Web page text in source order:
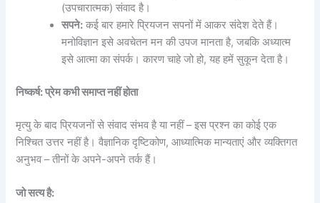
(उपचारात्मक) संवाद है।
सपने: कई बार हमारे प्रियजन सपनों में आकर संदेश देते हैं।
मनोविज्ञान इसे अवचेतन मन की उपज मानता है, जबकि अध्यात्म
इसे आत्मा का संपर्क। कारण चाहे जो हो, यह हमें सुकून देता है।
निष्कर्ष: प्रेम कभी समाप्त नहीं होता
मृत्यु के बाद प्रियजनों से संवाद संभव है या नहीं – इस प्रश्न का कोई एक
निश्चित उत्तर नहीं है। वैज्ञानिक दृष्टिकोण, आध्यात्मिक मान्यताएं और व्यक्तिगत
अनुभव – तीनों के अपने-अपने तर्क हैं।
जो सत्य है: